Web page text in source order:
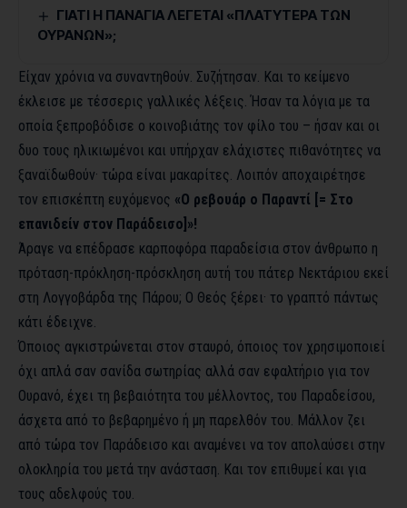
ΓΙΑΤΙ Η ΠΑΝΑΓΙΑ ΛΕΓΕΤΑΙ «ΠΛΑΤΥΤΕΡΑ ΤΩΝ
ΟΥΡΑΝΩΝ»;
Είχαν χρόνια να συναντηθούν. Συζήτησαν. Και το κείμενο
έκλεισε με τέσσερις γαλλικές λέξεις. Ήσαν τα λόγια με τα
οποία ξεπροβόδισε ο κοινοβιάτης τον φίλο του – ήσαν και οι
δυο τους ηλικιωμένοι και υπήρχαν ελάχιστες πιθανότητες να
ξαναϊδωθούν· τώρα είναι μακαρίτες. Λοιπόν αποχαιρέτησε
τον επισκέπτη ευχόμενος «Ο ρεβουάρ ο Παραντί [= Στο
επανιδείν στον Παράδεισο]»!
Άραγε να επέδρασε καρποφόρα παραδείσια στον άνθρωπο η
πρόταση-πρόκληση-πρόσκληση αυτή του πάτερ Νεκτάριου εκεί
στη Λογγοβάρδα της Πάρου; Ο Θεός ξέρει· το γραπτό πάντως
κάτι έδειχνε.
Όποιος αγκιστρώνεται στον σταυρό, όποιος τον χρησιμοποιεί
όχι απλά σαν σανίδα σωτηρίας αλλά σαν εφαλτήριο για τον
Ουρανό, έχει τη βεβαιότητα του μέλλοντος, του Παραδείσου,
άσχετα από το βεβαρημένο ή μη παρελθόν του. Μάλλον ζει
από τώρα τον Παράδεισο και αναμένει να τον απολαύσει στην
ολοκληρία του μετά την ανάσταση. Και τον επιθυμεί και για
τους αδελφούς του.